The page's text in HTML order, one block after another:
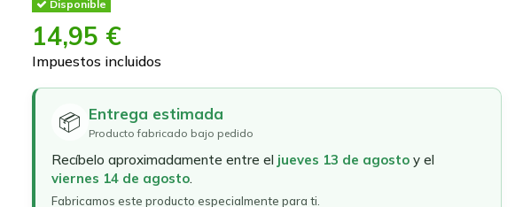
Disponible
14,95 €
Impuestos incluidos
📦 Entrega estimada
Producto fabricado bajo pedido
Recíbelo aproximadamente entre el jueves 13 de agostoy el
viernes 14 de agosto.
Fabricamos este producto especialmente para ti.